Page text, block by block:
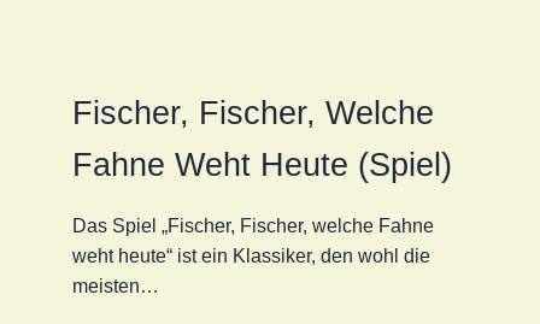
Fischer, Fischer, Welche
Fahne Weht Heute (Spiel)
Das Spiel „Fischer, Fischer, welche Fahne
weht heute“ ist ein Klassiker, den wohl die
meisten…